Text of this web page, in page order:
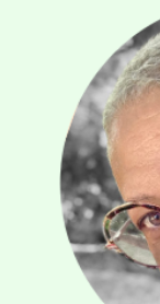
l’article
PUBLIÉ DANS
Leçon de